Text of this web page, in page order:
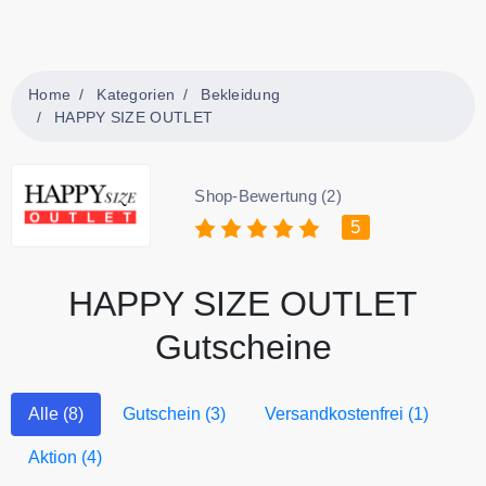
Home Kategorien
Bekleidung
HAPPY SIZE OUTLET
Shop-Bewertung (2)
5
HAPPY SIZE OUTLET
Gutscheine
Alle (8) Gutschein (3) Versandkostenfrei (1)
Aktion (4)